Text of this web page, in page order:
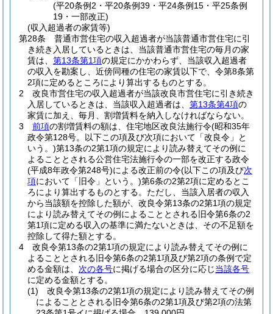
(平20条例2・平20条例39・平24条例15・平25条例
19・一部改正)
(収入超過者の家賃等)
第28条
普通市営住宅の収入超過者が当該普通市営住宅に引
き続き入居しているときは、当該普通市営住宅の毎月の家
賃は、 第13条第1項の規定にかかわらず、当該収入超過者
の収入を勘案し、近傍同種の住宅の家賃以下で、令第8条第
2項に定めるところにより算出するものとする。
2
改良市営住宅の収入超過者が当該改良市営住宅に引き続き
入居しているときは、当該収入超過者は、 第13条第4項の
家賃に加え、毎月、割増賃料を納入しなければならない。
3
前項の割増賃料の額は、住宅地区改良法施行令(昭和35年
政令第128号。以下この項及び次項において「改良令」と
いう。)第13条の2第1項の規定により読み替えてその例に
よることとされる公営住宅法施行令の一部を改正する政令
(平成8年政令第248号)による改正前の令(以下この項及び次
項において「旧令」という。)第6条の2第2項に定めるとこ
ろにより算出するものとする。 ただし、当該入居者の収入
から当該額を控除した額が、改良令第13条の2第1項の規定
により読み替えてその例によることとされる旧令第6条の2
第1項に定める収入の基準に満たないときは、その不足額を
控除して得た額とする。
4
改良令第13条の2第1項の規定により読み替えてその例に
よることとされる旧令第6条の2第1項及び第2項の条例で定
める金額は、 次の各号に掲げる場合の区分に応じ当該各号
に定める金額とする。
(1)
改良令第13条の2第1項の規定により読み替えてその例
によることとされる旧令第6条の2第1項及び第2項の法第